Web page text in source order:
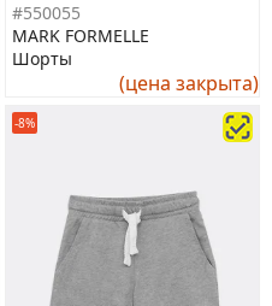
#550055
MARK FORMELLE
Шорты
(цена закрыта)
-8%